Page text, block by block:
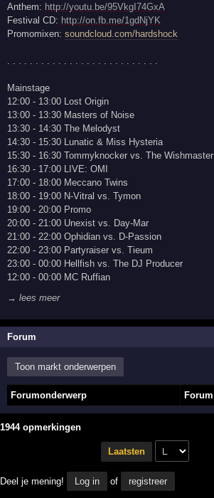
Anthem: http://youtu.be/95VkgI74GxA
Festival CD: http://on.fb.me/1gdNjYK
Promomixen:soundcloud.com/hardshock
. . . . . . . . . . . . . . . . . . . . . . . . . . .
Mainstage
12:00 - 13:00 Lost Origin
13:00 - 13:30 Masters of Noise
13:30 - 14:30 The Melodyst
14:30 - 15:30 Lunatic & Miss Hysteria
15:30 - 16:30 Tommyknocker vs. The Wishmaster
16:30 - 17:00 LIVE: OMI
17:00 - 18:00 Meccano Twins
18:00 - 19:00 N-Vitral vs. Tymon
19:00 - 20:00 Promo
20:00 - 21:00 Unexist vs. Day-Mar
21:00 - 22:00 Ophidian vs. D-Passion
22:00 - 23:00 Partyraiser vs. Tieum
23:00 - 00:00 Hellfish vs. The DJ Producer
12:00 - 00:00 MC Ruffian
→ lees meer
Forum
Toon markt onderwerpen
Forumonderwerp Forum
1944 opmerkingen
Laatsten
Deel je mening! Log in of registreer